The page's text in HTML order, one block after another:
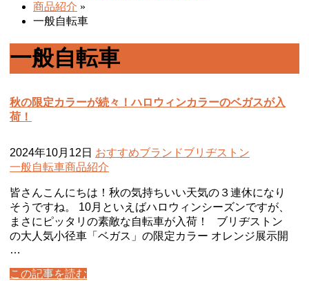
商品紹介 »
一般自転車
一般自転車
秋の限定カラーが続々！ハロウィンカラーのベガスが入
荷！
2024年10月12日 おすすめブランドブリヂストン
一般自転車商品紹介
皆さんこんにちは！秋の気持ちいい天気の３連休になり
そうですね。 10月といえばハロウィンシーズンですが、
まさにピッタリの素敵な自転車が入荷！ ブリヂストン
の大人気小径車「ベガス」の限定カラー オレンジ展示開
…
この記事を読む